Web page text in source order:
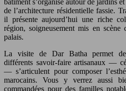
de l’architecture résidentielle fassie.
il présente aujourd’hui une riche
région, soigneusement mis en scène
palais.
La visite de Dar Batha permet de
différents savoir-faire artisanaux —
— s’articulent pour composer
marocains. Vous y verrez aussi
commandées pour des familles